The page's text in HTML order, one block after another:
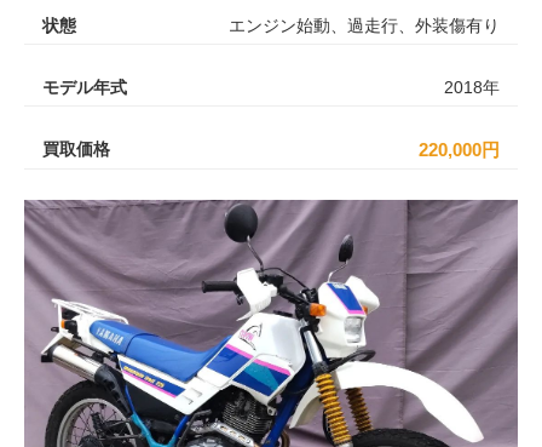
状態 エンジン始動、過走行、外装傷有り
モデル年式 2018年
買取価格 220,000円